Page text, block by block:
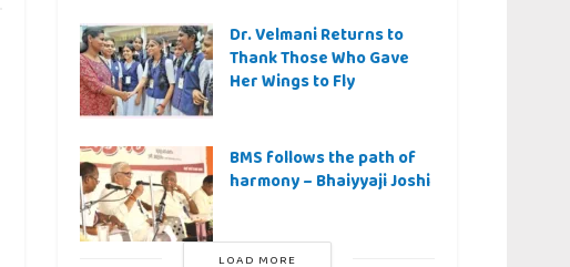
Dr. Velmani Returns to
Thank Those Who Gave
Her Wings to Fly
BMS follows the path of
harmony – Bhaiyyaji Joshi
LOAD MORE